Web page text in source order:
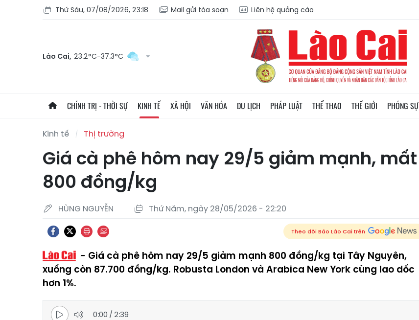
Thứ Sáu, 07/08/2026, 23:18 Mail gửi tòa soạn Liên hệ quảng cáo
Lào Cai, 23.2°C-37.3°C
CHÍNH TRỊ - THỜI SỰ KINH TẾ XÃ HỘI VĂN HÓA DU LỊCH PHÁP LUẬT THỂ THAO THẾ GIỚI PHÓNG SỰ
Kinh tế Thị trường
Giá cà phê hôm nay 29/5 giảm mạnh, mất
800 đồng/kg
HÙNG NGUYỄN Thứ Năm, ngày 28/05/2026 - 22:20
Theo dõi Báo Lào Cai trên
Giá cà phê hôm nay 29/5 giảm mạnh 800 đồng/kg tại Tây Nguyên,
xuống còn 87.700 đồng/kg. Robusta London và Arabica New York cùng lao dốc
hơn 1%.
0:00 / 2:39